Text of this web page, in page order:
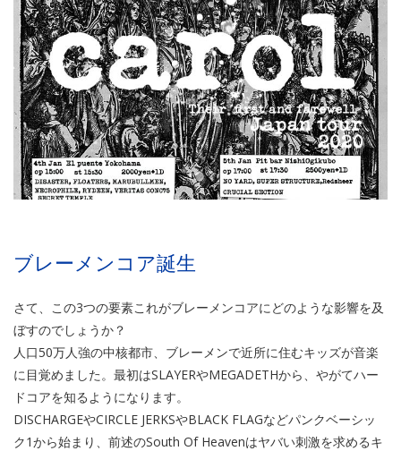
ブレーメンコア誕生
さて、この3つの要素これがブレーメンコアにどのような影響を及
ぼすのでしょうか？
人口50万人強の中核都市、ブレーメンで近所に住むキッズが音楽
に目覚めました。最初はSLAYERやMEGADETHから、やがてハー
ドコアを知るようになります。
DISCHARGEやCIRCLE JERKSやBLACK FLAGなどパンクベーシッ
ク1から始まり、前述のSouth Of Heavenはヤバい刺激を求めるキ